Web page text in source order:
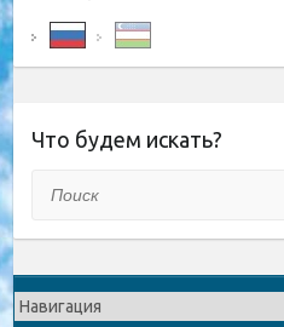
Что будем искать?